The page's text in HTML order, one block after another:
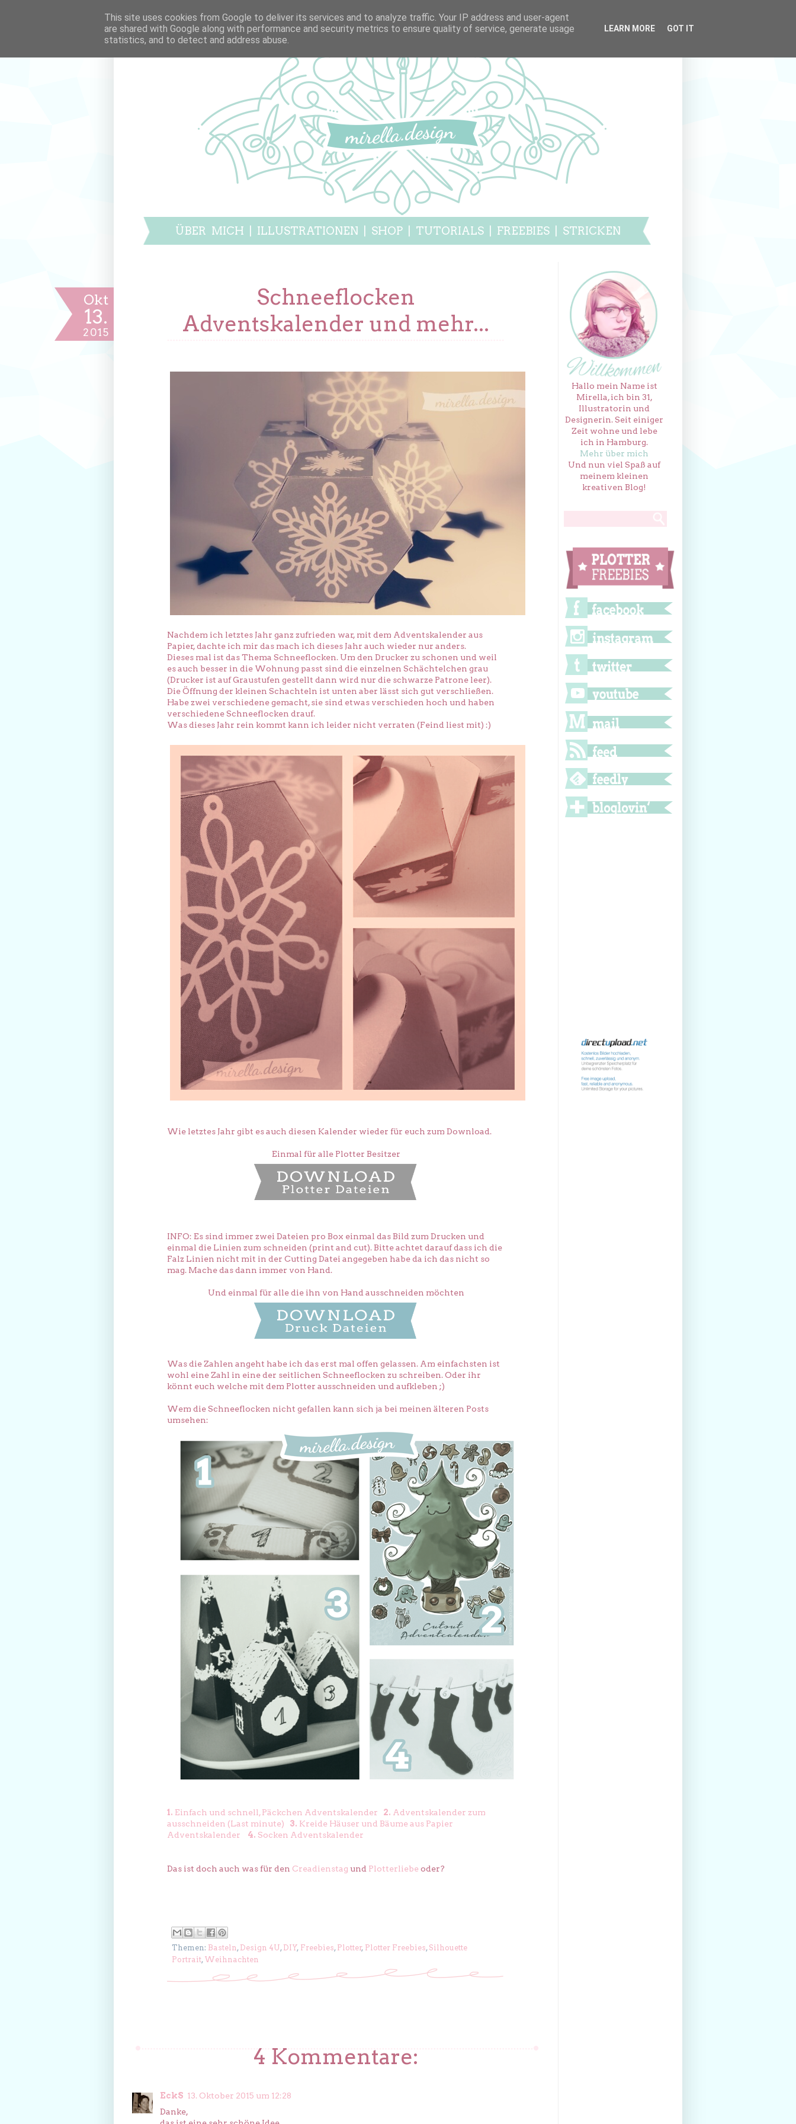
ÜBER MICH ILLUSTRATIONEN SHOP TUTORIALS FREEBIES STRICKEN
Okt
13.
2015
Schneeflocken
Adventskalender und mehr...
Nachdem ich letztes Jahr ganz zufrieden war, mit dem Adventskalender aus
Papier, dachte ich mir das mach ich dieses Jahr auch wieder nur anders.
Dieses mal ist das Thema Schneeflocken. Um den Drucker zu schonen und weil
es auch besser in die Wohnung passt sind die einzelnen Schächtelchen grau
(Drucker ist auf Graustufen gestellt dann wird nur die schwarze Patrone leer).
Die Öffnung der kleinen Schachteln ist unten aber lässt sich gut verschließen.
Habe zwei verschiedene gemacht, sie sind etwas verschieden hoch und haben
verschiedene Schneeflocken drauf.
Was dieses Jahr rein kommt kann ich leider nicht verraten (Feind liest mit) :)
Wie letztes Jahr gibt es auch diesen Kalender wieder für euch zum Download.
Einmal für alle Plotter Besitzer
INFO: Es sind immer zwei Dateien pro Box einmal das Bild zum Drucken und
einmal die Linien zum schneiden (print and cut). Bitte achtet darauf dass ich die
Falz Linien nicht mit in der Cutting Datei angegeben habe da ich das nicht so
mag. Mache das dann immer von Hand.
Und einmal für alle die ihn von Hand ausschneiden möchten
Was die Zahlen angeht habe ich das erst mal offen gelassen. Am einfachsten ist
wohl eine Zahl in eine der seitlichen Schneeflocken zu schreiben. Oder ihr
könnt euch welche mit dem Plotter ausschneiden und aufkleben ;)
Wem die Schneeflocken nicht gefallen kann sich ja bei meinen älteren Posts
umsehen:
1. Einfach und schnell, Päckchen Adventskalender 2. Adventskalender zum
ausschneiden (Last minute)
3. Kreide Häuser und Bäume aus Papier
Adventskalender
4. Socken Adventskalender
Das ist doch auch was für den Creadienstag und Plotterliebeoder?
Themen: Basteln, Design 4U, DIY, Freebies, Plotter, Plotter Freebies, Silhouette
Portrait, Weihnachten
4 Kommentare:
EckS 13. Oktober 2015 um 12:28
Danke,
Hallo mein Name ist
Mirella, ich bin 31,
Illustratorin und
Designerin. Seit einiger
Zeit wohne und lebe
ich in Hamburg.
Mehr über mich
Und nun viel Spaß auf
meinem kleinen
kreativen Blog!
This site uses cookies from Google to deliver its services and to analyze traffic. Your IP address and user-agent
are shared with Google along with performance and security metrics to ensure quality of service, generate usage
statistics, and to detect and address abuse.
LEARN MORE GOT IT